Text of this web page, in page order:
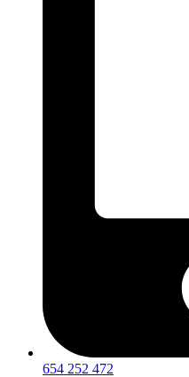
654 252 472